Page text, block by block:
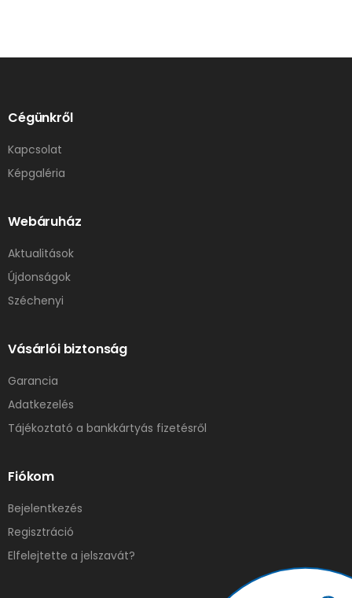
Cégünkről
Kapcsolat
Képgaléria
Webáruház
Aktualitások
Újdonságok
Széchenyi
Vásárlói biztonság
Garancia
Adatkezelés
Tájékoztató a bankkártyás fizetésről
Fiókom
Bejelentkezés
Regisztráció
Elfelejtette a jelszavát?